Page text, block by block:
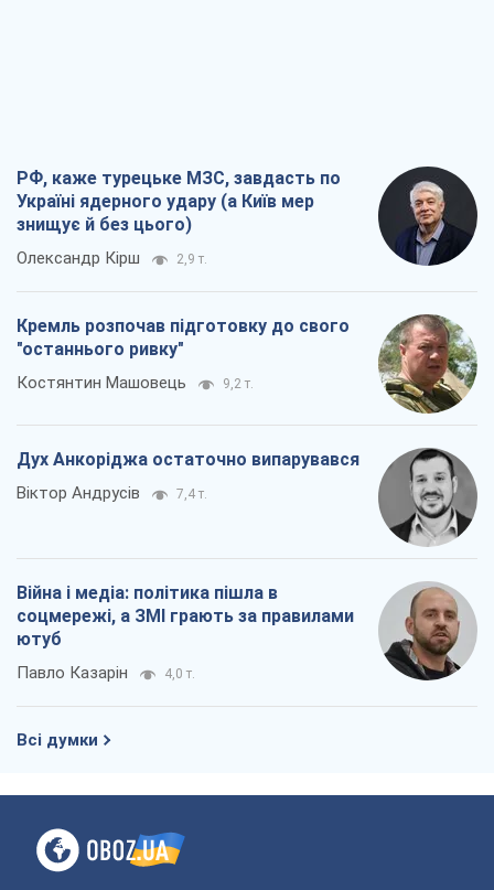
РФ, каже турецьке МЗС, завдасть по
Україні ядерного удару (а Київ мер
знищує й без цього)
Олександр Кірш 2,9 т.
Кремль розпочав підготовку до свого
"останнього ривку"
Костянтин Машовець 9,2 т.
Дух Анкоріджа остаточно випарувався
Віктор Андрусів 7,4 т.
Війна і медіа: політика пішла в
соцмережі, а ЗМІ грають за правилами
ютуб
Павло Казарін 4,0 т.
Всі думки